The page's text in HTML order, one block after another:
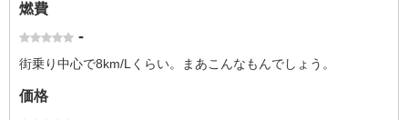
燃費
-
街乗り中心で8km/Lくらい。まあこんなもんでしょう。
価格